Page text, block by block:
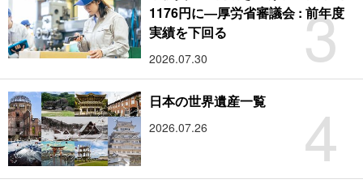
3
1176円に―厚労省審議会 : 前年度
実績を下回る
2026.07.30
4
日本の世界遺産一覧
2026.07.26